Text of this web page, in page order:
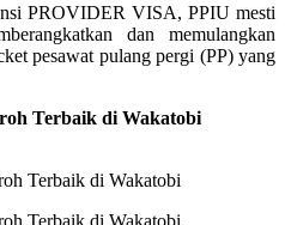
PROVIDER VISA, PPIU mesti
dan memulangkan
pesawat pulang pergi (PP) yang
Terbaik di Wakatobi